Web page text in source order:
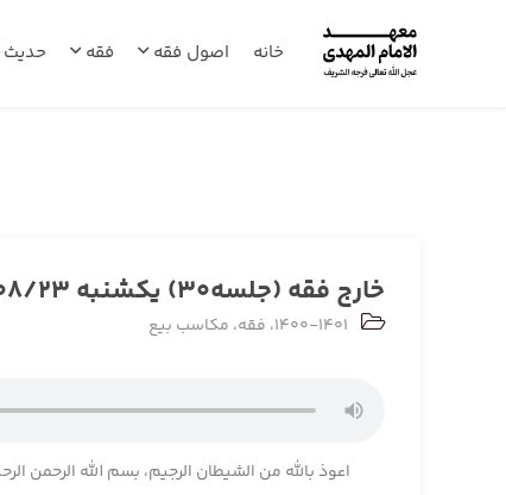
خانه اصول فقه فقه
خارج فقه (جلسه30) یکشنبه 1400/08/23
1400-1401، فقه، مکاسب بیع
اعوذ بالله من الشیطان الرجیم، بسم الله الرحمن